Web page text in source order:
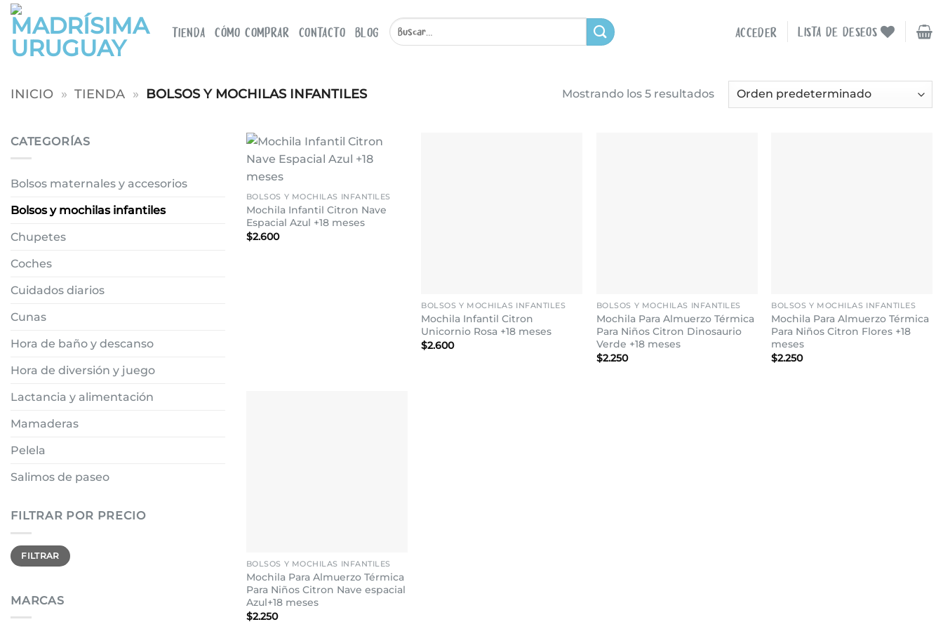
Saltar
contenido
TIENDA CÓMO COMPRAR CONTACTO BLOG
Buscar
por:
ACCEDER LISTA DE DESEOS
INICIO » TIENDA » BOLSOS Y MOCHILAS INFANTILES Mostrando los 5 resultados
CATEGORÍAS
Bolsos maternales y accesorios
Bolsos y mochilas infantiles
Chupetes
Coches
Cuidados diarios
Cunas
Hora de baño y descanso
Hora de diversión y juego
Lactancia y alimentación
Mamaderas
Pelela
Salimos de paseo
FILTRAR POR PRECIO
Precio
mínimo
Precio
máximo
FILTRAR
MARCAS
deseos
BOLSOS Y MOCHILAS INFANTILES
Mochila Infantil Citron Nave
Espacial Azul +18 meses
$2.600
BOLSOS Y MOCHILAS INFANTILES
Mochila Infantil Citron
Unicornio Rosa +18 meses
$2.600
BOLSOS Y MOCHILAS INFANTILES
Mochila Para Almuerzo Térmica
Para Niños Citron Dinosaurio
Verde +18 meses
$2.250
BOLSOS Y MOCHILAS INFANTILES
Mochila Para Almuerzo Térmica
Para Niños Citron Flores +18
meses
$2.250
BOLSOS Y MOCHILAS INFANTILES
Mochila Para Almuerzo Térmica
Para Niños Citron Nave espacial
Azul+18 meses
$2.250